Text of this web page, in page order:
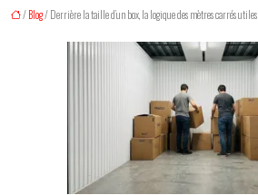
/Blog/ Derrière la taille d’un box, la logique des mètres carrés utiles